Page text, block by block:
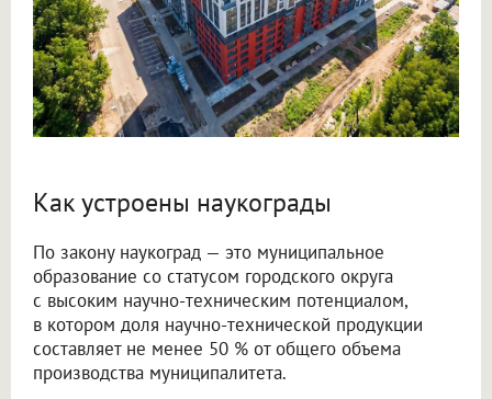
Как устроены наукограды
По закону наукоград — это муниципальное
образование со статусом городского округа
с высоким научно-техническим потенциалом,
в котором доля научно-технической продукции
составляет не менее 50 % от общего объема
производства муниципалитета.